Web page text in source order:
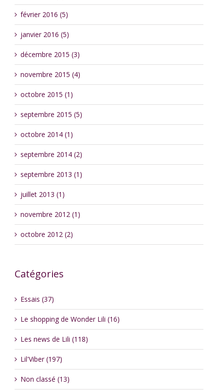
février 2016 (5)
janvier 2016 (5)
décembre 2015 (3)
novembre 2015 (4)
octobre 2015 (1)
septembre 2015 (5)
octobre 2014 (1)
septembre 2014 (2)
septembre 2013 (1)
juillet 2013 (1)
novembre 2012 (1)
octobre 2012 (2)
Catégories
Essais (37)
Le shopping de Wonder Lili (16)
Les news de Lili (118)
Lil'Viber (197)
Non classé (13)